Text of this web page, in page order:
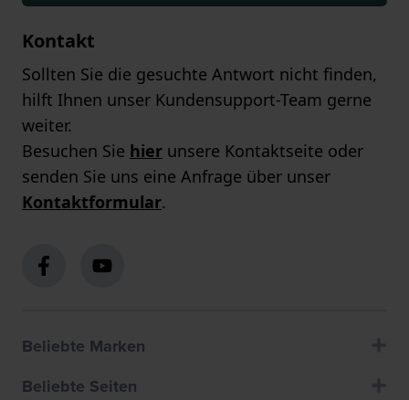
Kontakt
Sollten Sie die gesuchte Antwort nicht finden,
hilft Ihnen unser Kundensupport-Team gerne
weiter.
Besuchen Sie hier unsere Kontaktseite oder
senden Sie uns eine Anfrage über unser
Kontaktformular.
Beliebte Marken
Beliebte Seiten